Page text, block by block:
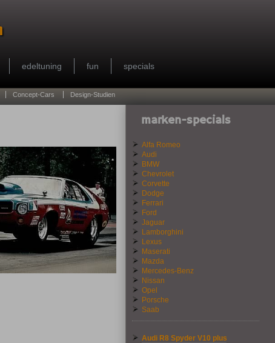
edeltuning fun specials
Concept-Cars Design-Studien
marken-specials
Alfa Romeo
Audi
BMW
Chevrolet
Corvette
Dodge
Ferrari
Ford
Jaguar
Lamborghini
Lexus
Maserati
Mazda
Mercedes-Benz
Nissan
Opel
Porsche
Saab
Audi R8 Spyder V10 plus